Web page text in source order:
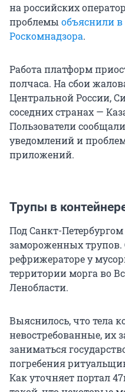
на российских
проблемы объяснили в
Роскомнадзора.
Работа платформ
полчаса. На сбои
Центральной России,
соседних странах —
Пользователи
уведомлений и
приложений.
Трупы в
Под Санкт-
замороженных
рефрижераторе у
территории морга во
Ленобласти.
Выяснилось, что тела
невостребованные, их
заниматься
погребения
Как уточняет портал